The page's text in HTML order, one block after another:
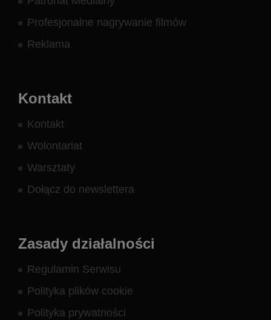
Profesjonalne nagrywanie filmów
Reklama
Kontakt
Kontakt
Wolontariat
Warsztaty
Dołącz do newslettera
Zasady działalności
Regulamin Serwisu
Polityka plików cookie
Polityka prywatności